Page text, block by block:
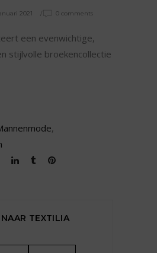
2021 0 comments
een evenwichtige,
stijlvolle broekencollectie
,
TEXTILIA